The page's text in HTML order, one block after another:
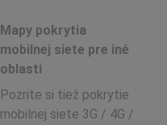
Mapy pokrytia
mobilnej siete pre iné
oblasti
Pozrite si tiež pokrytie
mobilnej siete 3G / 4G /